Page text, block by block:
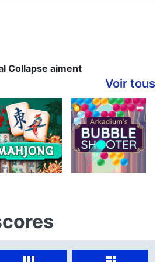
Collapse aiment
Voir tous